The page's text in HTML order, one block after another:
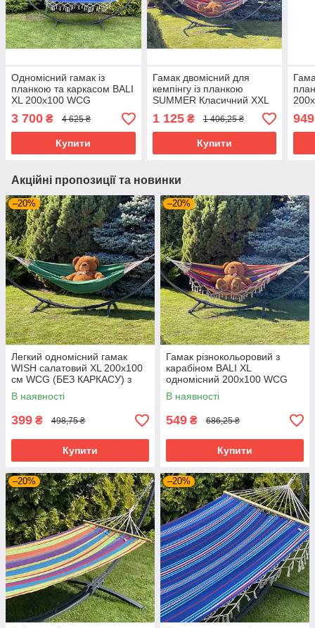
Одномісний гамак із
планкою та каркасом BALI
XL 200х100 WCG
3 700 ₴ 4 625 ₴
Купити
Гамак двомісний для
кемпінгу із планкою
SUMMER Класичний XXL
200х150 WCG (БЕЗ
КАРКАСА)
1 125₴ 1 406,25 ₴
Купити
949
Акційні пропозиції та новинки
–20%
Легкий одномісний гамак
WISH салатовий XL 200х100
см WCG (БЕЗ КАРКАСУ) з
бавовни
В наявності
399 ₴ 498,75 ₴
Купити
–20%
Гамак різнокольоровий з
карабіном BALI XL
одномісний 200х100 WCG
(БЕЗ КАРКАСА). Бавовна
В наявності
549 ₴ 686,25 ₴
Купити
–20% –20%